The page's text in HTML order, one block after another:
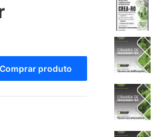
Comprar produto